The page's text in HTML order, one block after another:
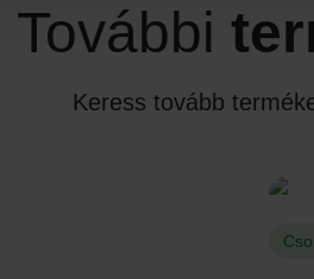
További
Keress tovább